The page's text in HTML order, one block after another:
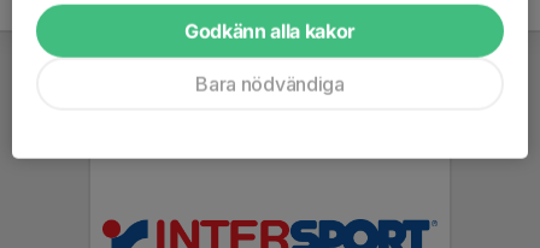
Godkänn alla kakor
Bara nödvändiga